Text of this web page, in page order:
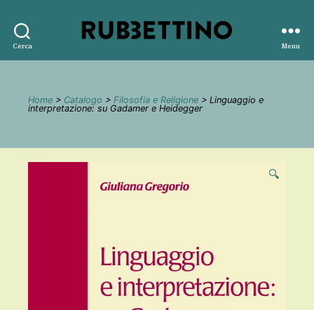
Cerca
editore
Menu
Home > Catalogo > Filosofia e Religione > Linguaggio e
interpretazione: su Gadamer e Heidegger
🔍